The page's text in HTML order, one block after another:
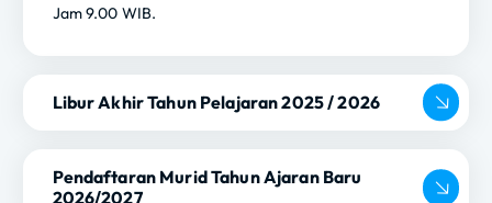
Jam 9.00 WIB.
Libur Akhir Tahun Pelajaran 2025 / 2026
Pendaftaran Murid Tahun Ajaran Baru
2026/2027